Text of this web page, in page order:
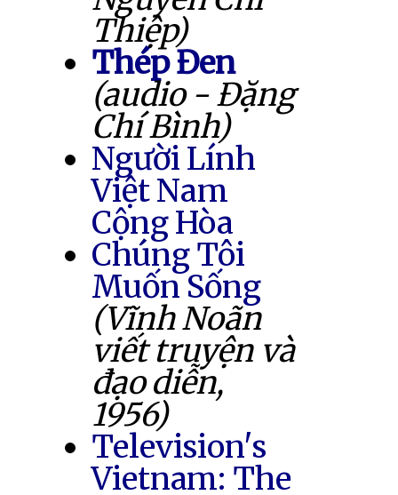
Thiệp)
Thép Đen
(audio - Đặng
Chí Bình)
Người Lính
Việt Nam
Cộng Hòa
Chúng Tôi
Muốn Sống
(Vĩnh Noãn
viết truyện và
đạo diễn,
1956)
Television's
Vietnam: The